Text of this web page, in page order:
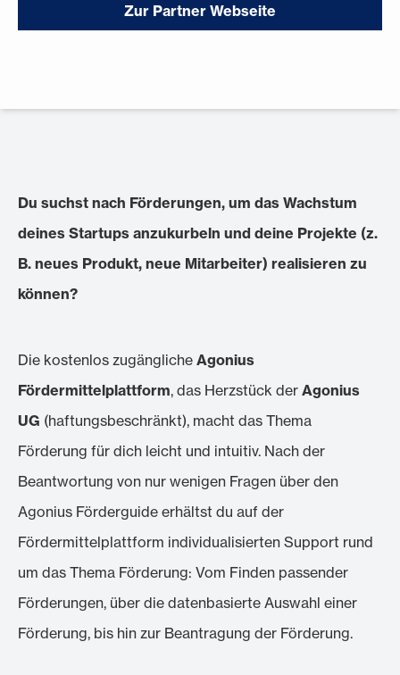
Zur Partner Webseite
Du suchst nach Förderungen, um das Wachstum
deines Startups anzukurbeln und deine Projekte (z.
B. neues Produkt, neue Mitarbeiter) realisieren zu
können?
Die kostenlos zugängliche Agonius
Fördermittelplattform, das Herzstück der Agonius
UG (haftungsbeschränkt), macht das Thema
Förderung für dich leicht und intuitiv. Nach der
Beantwortung von nur wenigen Fragen über den
Agonius Förderguide erhältst du auf der
Fördermittelplattform individualisierten Support rund
um das Thema Förderung: Vom Finden passender
Förderungen, über die datenbasierte Auswahl einer
Förderung, bis hin zur Beantragung der Förderung.